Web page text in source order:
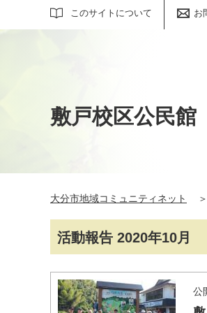
このサイトについて お
サイト内検索
敷戸校区公民館
大分市地域コミュニティネット ＞
活動報告 2020年10月
公